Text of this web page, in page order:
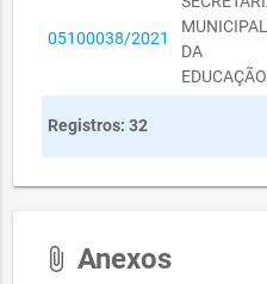
05100038/2021
MUNICIPAL
DA
EDUCAÇÃO
Registros: 32
attach_file Anexos